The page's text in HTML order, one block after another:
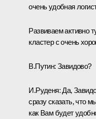
очень удобная
Развиваем активно
кластер с очень
В.Путин: Завидово?
И.Руденя:Да,
сразу сказать, что
как Вам будет